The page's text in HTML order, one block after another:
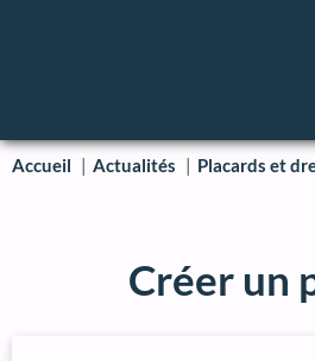
Accueil Actualités Placards et
Créer un